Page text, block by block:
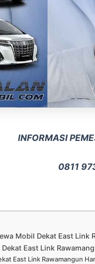
INFORMASI
0811
Mobil Dekat East Link
East Link
East Link Rawamangun